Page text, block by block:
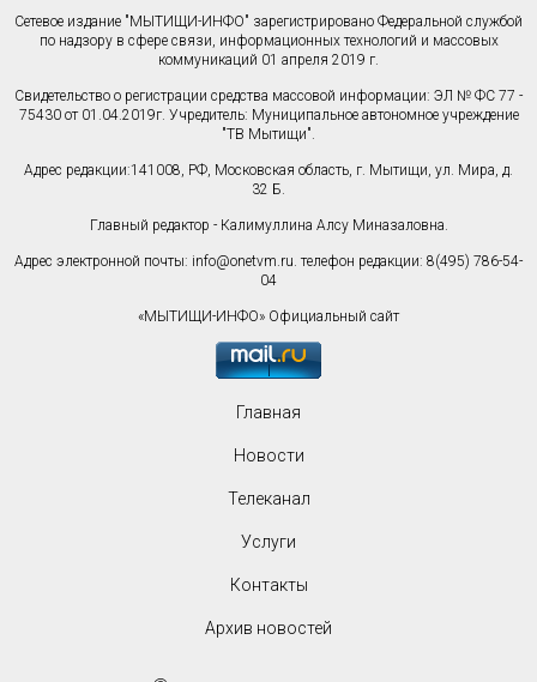
Сетевое издание "МЫТИЩИ-ИНФО" зарегистрировано Федеральной службой
по надзору в сфере связи, информационных технологий и массовых
коммуникаций 01 апреля 2019 г.
Свидетельство о регистрации средства массовой информации: ЭЛ № ФС 77 -
75430 от 01.04.2019г. Учредитель: Муниципальное автономное учреждение
"ТВ Мытищи".
Адрес редакции:141008, РФ, Московская область, г. Мытищи, ул. Мира, д.
32 Б.
Главный редактор - Калимуллина Алсу Миназаловна.
Адрес электронной почты: info@onetvm.ru. телефон редакции: 8(495) 786-54-
04
«МЫТИЩИ-ИНФО» Официальный сайт
Главная
Новости
Телеканал
Услуги
Контакты
Архив новостей